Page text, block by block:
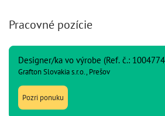
Pracovné pozície
Designer/ka vo výrobe (Ref. č.:
Grafton Slovakia s.r.o., Prešov
Pozri ponuku